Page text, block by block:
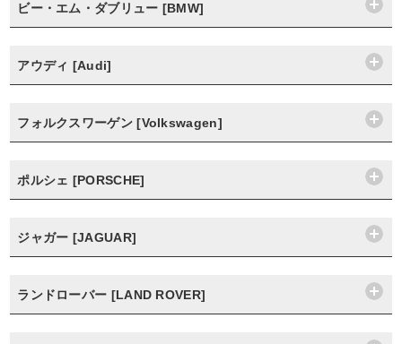
ビー・エム・ダブリュー [BMW]
アウディ [Audi]
フォルクスワーゲン [Volkswagen]
ポルシェ [PORSCHE]
ジャガー [JAGUAR]
ランドローバー [LAND ROVER]